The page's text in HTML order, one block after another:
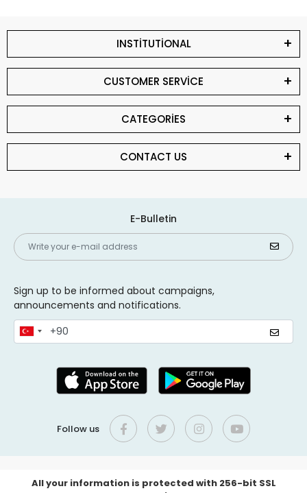
INSTİTUTİONAL
CUSTOMER SERVİCE
CATEGORİES
CONTACT US
E-Bulletin
Sign up to be informed about campaigns,
announcements and notifications.
Follow us
All your information is protected with 256-bit SSL